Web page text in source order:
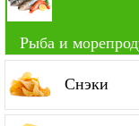
Рыба и
Снэки